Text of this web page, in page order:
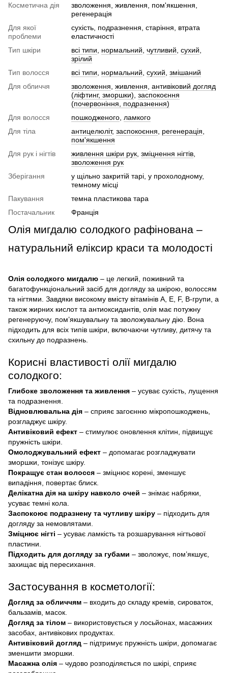
Косметична дія
зволоження, живлення, пом'якшення,
регенерація
Для якої
проблеми
сухість, подразнення, старіння, втрата
еластичності
Тип шкіри
всі типи нормальний чутливий сухий
зрілий
Тип волосся
всі типи нормальний сухий змішаний
Для обличчя
зволоження живлення антивіковий догляд
(ліфтинг, зморшки) заспокоєння
(почервоніння, подразнення)
Для волосся
пошкодженого ламкого
Для тіла
антицелюліт, заспокоєння регенерація
пом'якшення
Для рук і нігтів
живлення шкіри рук зміцнення нігтів
зволоження рук
Зберігання
у щільно закритій тарі, у прохолодному,
темному місці
Пакування
темна пластикова тара
Постачальник
Франція
Олія мигдалю солодкого рафінована –
натуральний еліксир краси та молодості
Олія солодкого мигдалю – це легкий, поживний та
багатофункціональний засіб для догляду за шкірою, волоссям
та нігтями. Завдяки високому вмісту вітамінів A, E, F, B-групи, а
також жирних кислот та антиоксидантів, олія має потужну
регенеруючу, пом’якшувальну та зволожувальну дію. Вона
підходить для всіх типів шкіри, включаючи чутливу, дитячу та
схильну до подразнень.
Корисні властивості олії мигдалю
солодкого:
Глибоке зволоження та живлення – усуває сухість, лущення
та подразнення.
Відновлювальна дія – сприяє загоєнню мікропошкоджень,
розгладжує шкіру.
Антивіковий ефект – стимулює оновлення клітин, підвищує
пружність шкіри.
Омолоджувальний ефект – допомагає розгладжувати
зморшки, тонізує шкіру.
Покращує стан волосся – зміцнює корені, зменшує
випадіння, повертає блиск.
Делікатна дія на шкіру навколо очей – знімає набряки,
усуває темні кола.
Заспокоює подразнену та чутливу шкіру – підходить для
догляду за немовлятами.
Зміцнює нігті – усуває ламкість та розшарування нігтьової
пластини.
Підходить для догляду за губами – зволожує, пом’якшує,
захищає від пересихання.
Застосування в косметології:
Догляд за обличчям – входить до складу кремів, сироваток,
бальзамів, масок.
Догляд за тілом – використовується у лосьйонах, масажних
засобах, антивікових продуктах.
Антивіковий догляд – підтримує пружність шкіри, допомагає
зменшити зморшки.
Масажна олія – чудово розподіляється по шкірі, сприяє